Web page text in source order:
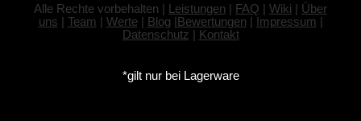
Alle Rechte vorbehalten | Leistungen | FAQ | Wiki | Über
uns | Team | Werte| Blog |Bewertungen | Impressum |
Datenschutz | Kontakt
*gilt nur bei Lagerware